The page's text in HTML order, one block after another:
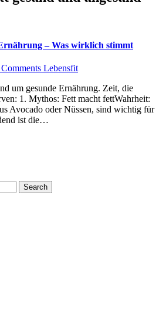
– Was wirklich stimmt
Lebensfit
um gesunde Ernährung. Zeit, die
1. Mythos: Fett macht fettWahrheit:
Avocado oder Nüssen, sind wichtig für
ist die…
Search